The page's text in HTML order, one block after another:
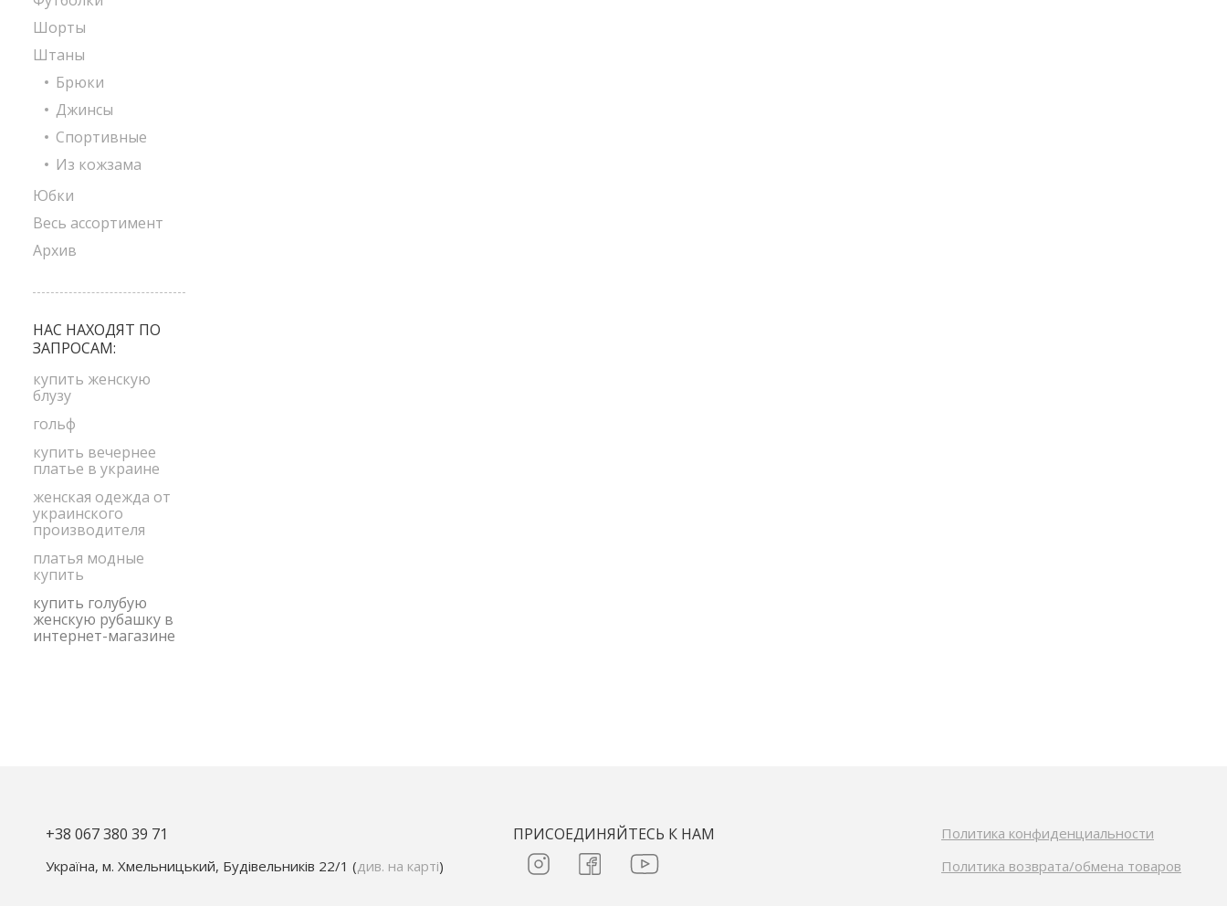
Шорты
Штаны
Брюки
Джинсы
Спортивные
Из кожзама
Юбки
Весь ассортимент
Архив
НАС НАХОДЯТ ПО
ЗАПРОСАМ:
купить женскую
блузу
гольф
купить вечернее
платье в украине
женская одежда от
украинского
производителя
платья модные
купить
купить голубую
женскую рубашку в
интернет-магазине
+38 067 380 39 71
Україна, м. Хмельницький, Будівельників 22/1 (див. на карті)
ПРИСОЕДИНЯЙТЕСЬ К НАМ
Политика конфиденциальности
Политика возврата/обмена товаров